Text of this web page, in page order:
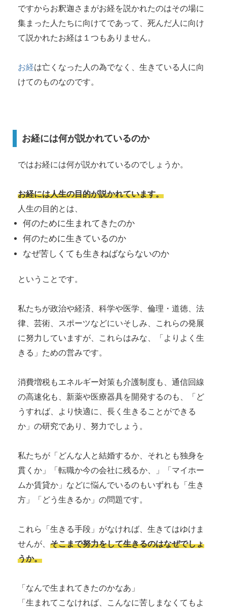
ですからお釈迦さまがお経を説かれたのはその場に
集まった人たちに向けてであって、死んだ人に向け
て説かれたお経は１つもありません。
お経は亡くなった人の為でなく、生きている人に向
けてのものなのです。
お経には何が説かれているのか
ではお経には何が説かれているのでしょうか。
お経には人生の目的が説かれています。
人生の目的とは、
何のために生まれてきたのか
何のために生きているのか
なぜ苦しくても生きねばならないのか
ということです。
私たちが政治や経済、科学や医学、倫理・道徳、法
律、芸術、スポーツなどにいそしみ、これらの発展
に努力していますが、これらはみな、「よりよく生
きる」ための営みです。
消費増税もエネルギー対策も介護制度も、通信回線
の高速化も、新薬や医療器具を開発するのも、「ど
うすれば、より快適に、長く生きることができる
か」の研究であり、努力でしょう。
私たちが「どんな人と結婚するか、それとも独身を
貫くか」「転職か今の会社に残るか、」「マイホー
ムか賃貸か」などに悩んでいるのもいずれも「生き
方」「どう生きるか」の問題です。
これら「生きる手段」がなければ、生きてはゆけま
せんが、 そこまで努力をして生きるのはなぜでしょ
うか。
「なんで生まれてきたのかなあ」
「生まれてこなければ、こんなに苦しまなくてもよ